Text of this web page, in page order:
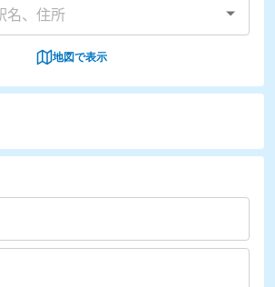
地図で表示